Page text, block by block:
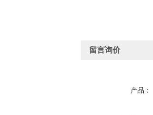
留言询价
产品：